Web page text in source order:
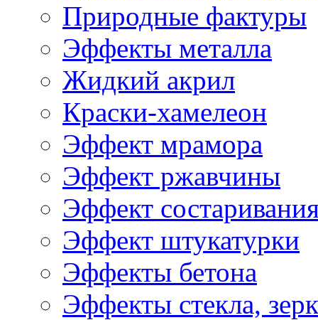
Природные фактуры
Эффекты металла
Жидкий акрил
Краски-хамелеон
Эффект мрамора
Эффект ржавчины
Эффект
Эффект штукатурки
Эффекты бетона
Эффекты стекла,